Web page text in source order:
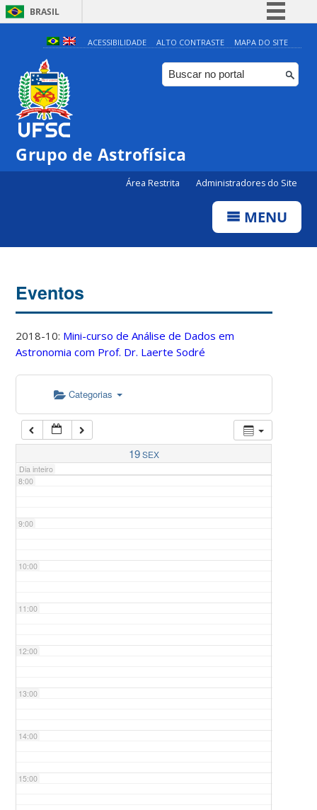
BRASIL
Simplifique!
Comunica BR
Participe
ACESSIBILIDADE ALTO CONTRASTE MAPA DO SITE
Grupo de Astrofísica
Área Restrita Administradores do Site
MENU
Eventos
2018-10: Mini-curso de Análise de Dados em
Astronomia com Prof. Dr. Laerte Sodré
Categorias
19SEX
Dia inteiro
4:00
5:00
7:00
8:00
9:00
10:00
11:00
12:00
13:00
14:00
15:00